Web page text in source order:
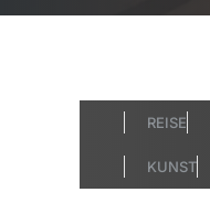
REISE
KUNST